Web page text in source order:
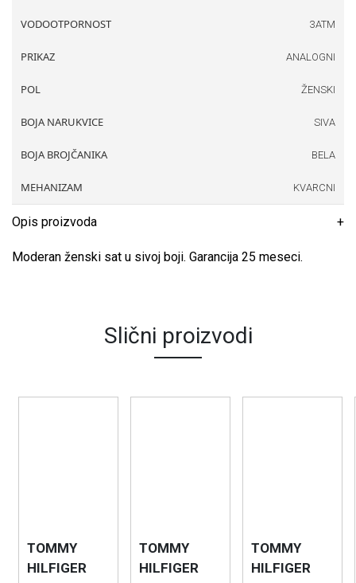
Opis proizvoda
Moderan ženski sat u sivoj boji. Garancija 25 meseci.
VODOOTPORNOST 3ATM
PRIKAZ ANALOGNI
POL ŽENSKI
BOJA NARUKVICE SIVA
BOJA BROJČANIKA BELA
MEHANIZAM KVARCNI
Slični proizvodi
TOMMY
HILFIGER
TOMMY
HILFIGER
TOMMY
HILFIGER